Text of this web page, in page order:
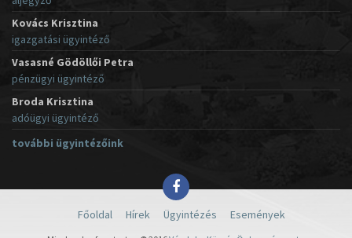
Kovács Krisztina
igazgatási ügyintéző
Vasasné Gödöllői Petra
pénzügyi ügyintéző
Broda Krisztina
adóügyi ügyintéző
további ügyintézőink
Főoldal Hírek Ügyintézés Események